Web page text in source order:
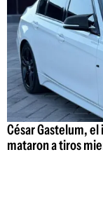
César Gastelum,
mataron a tiros